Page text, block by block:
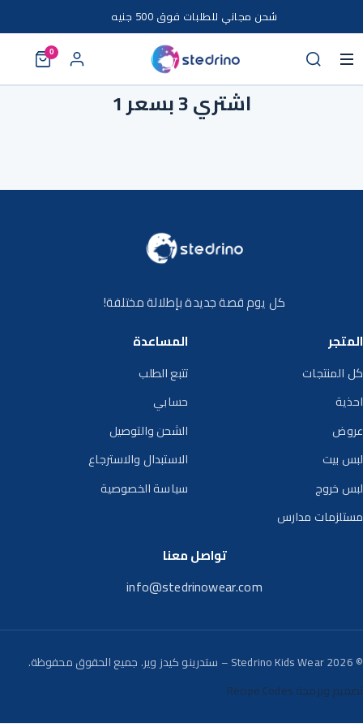
تخطى إلى المحتوىشحن مجاني للطلبات فوق 500 جنيه
0
اشتري 3 بسعر 1
كل يوم قصة جديدة بإطلالة مختلفة!
المتجر
كل المنتجات
احذية
عروض
لبس بيت
لبس خروج
مستلزمات مدارس
المساعدة
تتبع الطلب
حسابي
الشحن والتوصيل
الاستبدال والاسترجاع
سياسة الخصوصية
تواصل معنا
info@stedrinowear.com
© 2026 Stedrino Kids Wear – ستدرينو كيدز وير. جميع الحقوق محفوظة.
تصميم وبرمجة Recipe Codes